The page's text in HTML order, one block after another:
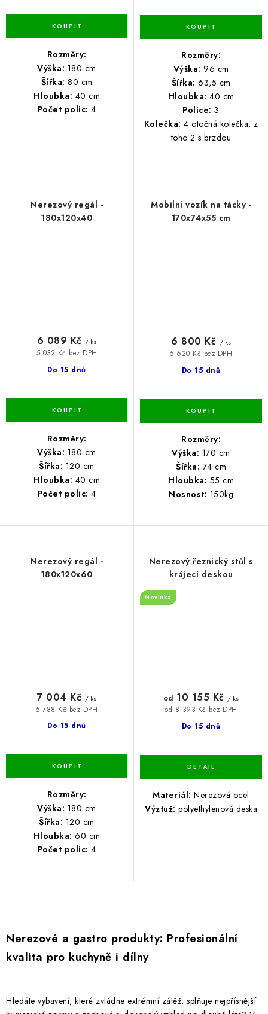
Rozměry:
Výška: 180 cm
Šířka: 80 cm
Hloubka: 40 cm
Počet polic: 4
Rozměry:
Výška: 96 cm
Šířka: 63,5 cm
Hloubka: 40 cm
Police: 3
Kolečka: 4 otočná kolečka, z
toho 2 s brzdou
Nerezový regál -
180x120x40
Do 15 dnů
5 032 Kč bez DPH
6 089 Kč / ks
Rozměry:
Výška: 180 cm
Šířka: 120 cm
Hloubka: 40 cm
Počet polic: 4
Mobilní vozík na tácky -
170x74x55 cm
Do 15 dnů
5 620 Kč bez DPH
6 800 Kč / ks
Rozměry:
Výška: 170 cm
Šířka: 74 cm
Hloubka: 55 cm
Nosnost: 150kg
Nerezový regál -
180x120x60
Do 15 dnů
5 788 Kč bez DPH
7 004 Kč / ks
Rozměry:
Výška: 180 cm
Šířka: 120 cm
Hloubka: 60 cm
Počet polic: 4
Nerezový řeznický stůl s
krájecí deskou
Novinka
Do 15 dnů
od 8 393 Kč bez DPH
od 10 155 Kč / ks
Materiál: Nerezová ocel
Výztuž: polyethylenová deska
v
l
á
a
Nerezové a gastro produkty: Profesionální
kvalita pro kuchyně i dílny
Hledáte vybavení, které zvládne extrémní zátěž, splňuje nejpřísnější